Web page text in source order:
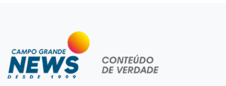
Torneio de futsal abre 34ª edição com quatro
jogos neste sábado
07:48Pele Vermelha, Corona, Valley...